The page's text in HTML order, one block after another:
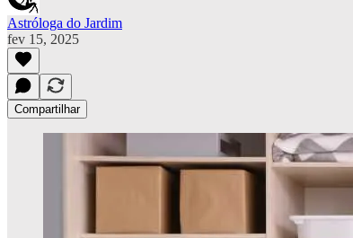
Astróloga do Jardim
fev 15, 2025
Compartilhar